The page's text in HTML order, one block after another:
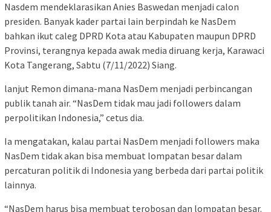
Nasdem mendeklarasikan Anies Baswedan menjadi calon
presiden. Banyak kader partai lain berpindah ke NasDem
bahkan ikut caleg DPRD Kota atau Kabupaten maupun DPRD
Provinsi, terangnya kepada awak media diruang kerja, Karawaci
Kota Tangerang, Sabtu (7/11/2022) Siang.
lanjut Remon dimana-mana NasDem menjadi perbincangan
publik tanah air. “NasDem tidak mau jadi followers dalam
perpolitikan Indonesia,” cetus dia.
Ia mengatakan, kalau partai NasDem menjadi followers maka
NasDem tidak akan bisa membuat lompatan besar dalam
percaturan politik di Indonesia yang berbeda dari partai politik
lainnya.
“NasDem harus bisa membuat terobosan dan lompatan besar.